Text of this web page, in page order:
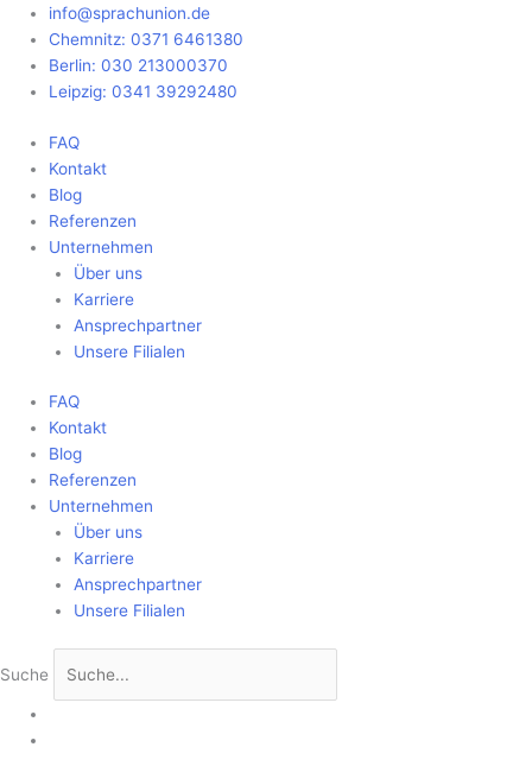
Zum
Inhalt
springen
info@sprachunion.de
Chemnitz: 0371 6461380
Berlin: 030 213000370
Leipzig: 0341 39292480
FAQ
Kontakt
Blog
Referenzen
Unternehmen
Über uns
Karriere
Ansprechpartner
Unsere Filialen
FAQ
Kontakt
Blog
Referenzen
Unternehmen
Über uns
Karriere
Ansprechpartner
Unsere Filialen
Suche
Main
Menu